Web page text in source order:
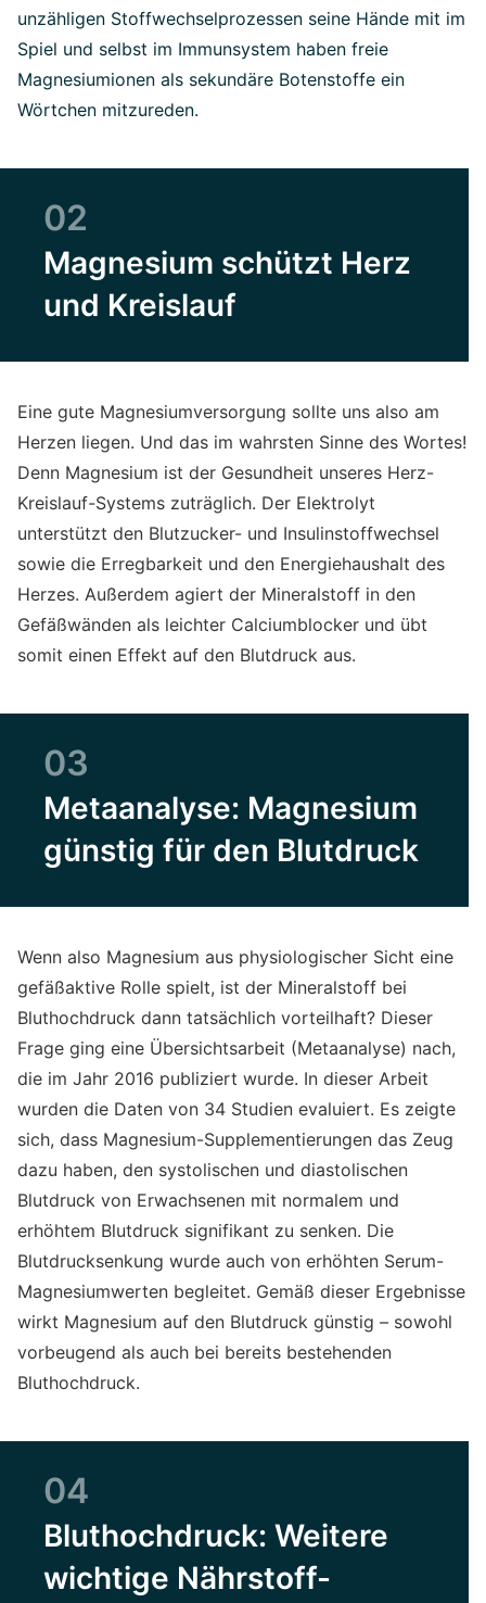
unzähligen Stoffwechselprozessen seine Hände mit im
Spiel und selbst im Immunsystem haben freie
Magnesiumionen als sekundäre Botenstoffe ein
Wörtchen mitzureden.
02
Magnesium schützt Herz
und Kreislauf
Eine gute Magnesiumversorgung sollte uns also am
Herzen liegen. Und das im wahrsten Sinne des Wortes!
Denn Magnesium ist der Gesundheit unseres Herz-
Kreislauf-Systems zuträglich. Der Elektrolyt
unterstützt den Blutzucker- und Insulinstoffwechsel
sowie die Erregbarkeit und den Energiehaushalt des
Herzes. Außerdem agiert der Mineralstoff in den
Gefäßwänden als leichter Calciumblocker und übt
somit einen Effekt auf den Blutdruck aus.
03
Metaanalyse: Magnesium
günstig für den Blutdruck
Wenn also Magnesium aus physiologischer Sicht eine
gefäßaktive Rolle spielt, ist der Mineralstoff bei
Bluthochdruck dann tatsächlich vorteilhaft? Dieser
Frage ging eine Übersichtsarbeit (Metaanalyse) nach,
die im Jahr 2016 publiziert wurde. In dieser Arbeit
wurden die Daten von 34 Studien evaluiert. Es zeigte
sich, dass Magnesium-Supplementierungen das Zeug
dazu haben, den systolischen und diastolischen
Blutdruck von Erwachsenen mit normalem und
erhöhtem Blutdruck signifikant zu senken. Die
Blutdrucksenkung wurde auch von erhöhten Serum-
Magnesiumwerten begleitet. Gemäß dieser Ergebnisse
wirkt Magnesium auf den Blutdruck günstig – sowohl
vorbeugend als auch bei bereits bestehenden
Bluthochdruck.
04
Bluthochdruck: Weitere
wichtige Nährstoff-